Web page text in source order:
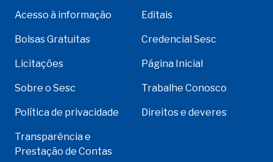
Acesso à informação Editais
Bolsas Gratuitas Credencial Sesc
Licitações Página Inicial
Sobre o Sesc Trabalhe Conosco
Política de privacidade Direitos e deveres
Transparência e
Prestação de Contas